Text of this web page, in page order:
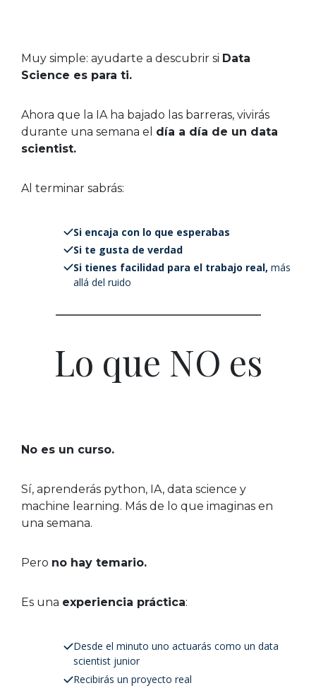
Muy simple: ayudarte a descubrir si Data
Science es para ti.
Ahora que la IA ha bajado las barreras, vivirás
durante una semana el día a día de un data
scientist.
Al terminar sabrás:
Si encaja con lo que esperabas
Si te gusta de verdad
Si tienes facilidad para el trabajo real, más
allá del ruido
Lo que NO es
No es un curso.
Sí, aprenderás python, IA, data science y
machine learning. Más de lo que imaginas en
una semana.
Pero no hay temario.
Es una experiencia práctica:
Desde el minuto uno actuarás como un data
scientist junior
Recibirás un proyecto real